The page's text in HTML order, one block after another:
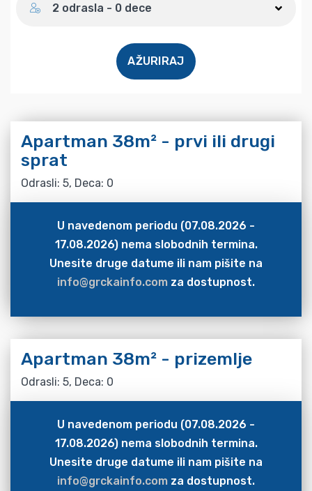
2 odrasla - 0 dece
AŽURIRAJ
Apartman 38m² - prvi ili drugi
sprat
Odrasli: 5, Deca: 0
U navedenom periodu (07.08.2026 -
17.08.2026) nema slobodnih termina.
Unesite druge datume ili nam pišite na
info@grckainfo.com za dostupnost.
Apartman 38m² - prizemlje
Odrasli: 5, Deca: 0
U navedenom periodu (07.08.2026 -
17.08.2026) nema slobodnih termina.
Unesite druge datume ili nam pišite na
info@grckainfo.com za dostupnost.